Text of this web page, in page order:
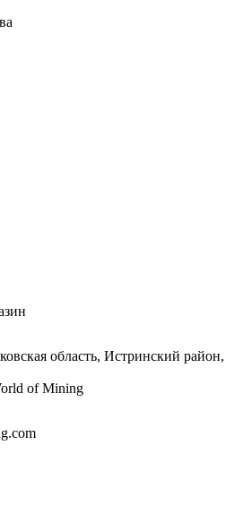
область, Истринский район,
of Mining